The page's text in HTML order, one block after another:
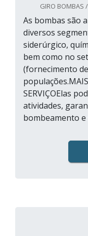
GIRO BOMBAS
As bombas são
diversos
siderúrgico,
bem como no
(fornecimento
SERVIÇOElas
atividades,
bombeamento e